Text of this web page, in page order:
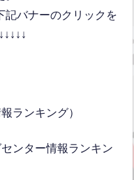
記バナーのクリックを
ランキング）
ンター情報ランキン